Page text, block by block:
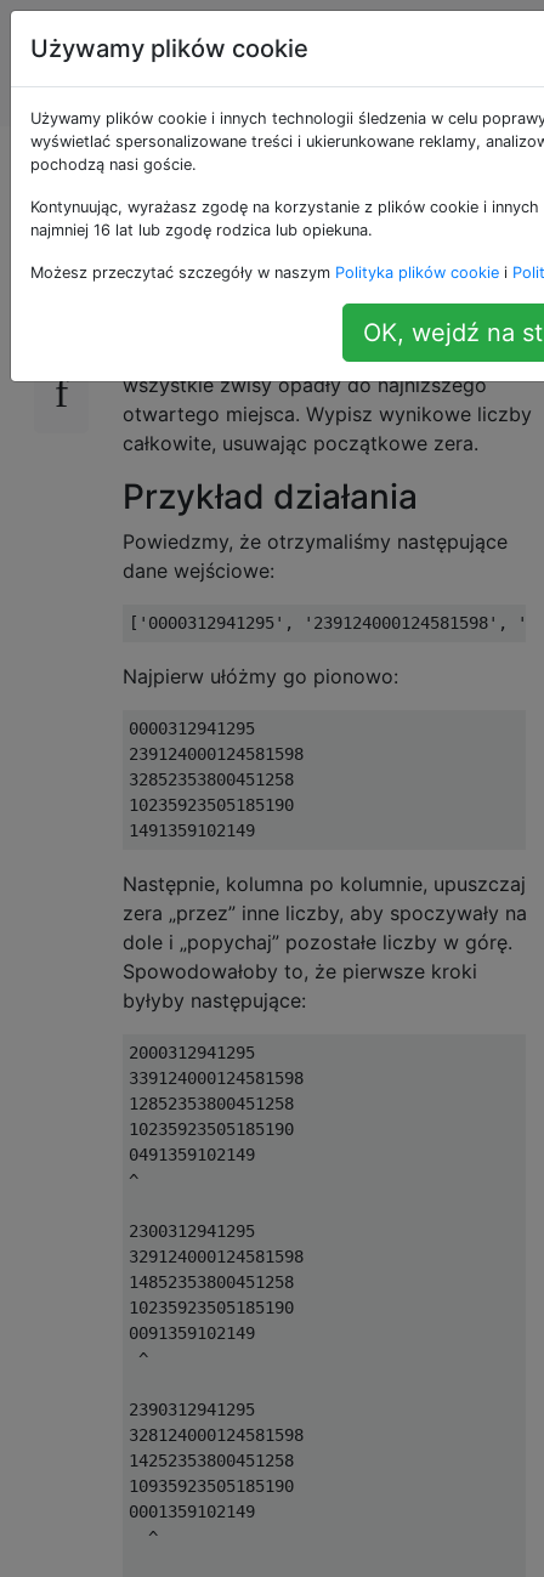
Programowanie
puzzli i Code
Golf
Waga zera
21
Biorąc pod uwagę uporządkowaną listę liczb
(ewentualnie z wiodącymi zerami), ustaw
liczby w pionie, a następnie pozwól, aby
wszystkie zera spadły do ​​samego dołu, a
wszystkie zwisy opadły do ​​najniższego
otwartego miejsca. Wypisz wynikowe liczby
całkowite, usuwając początkowe zera.
Przykład działania
Powiedzmy, że otrzymaliśmy następujące
dane wejściowe:
Najpierw ułóżmy go pionowo:
0000312941295
239124000124581598
32852353800451258
10235923505185190
Następnie, kolumna po kolumnie, upuszczaj
zera „przez” inne liczby, aby spoczywały na
dole i „popychaj” pozostałe liczby w górę.
Spowodowałoby to, że pierwsze kroki
byłyby następujące:
2000312941295
339124000124581598
12852353800451258
10235923505185190
0491359102149
^
2300312941295
329124000124581598
14852353800451258
10235923505185190
0091359102149
^
2390312941295
328124000124581598
14252353800451258
10935923505185190
0001359102149
  ^
Używamy plików cookie
Używamy plików cookie i innych technologii śledzenia w celu
wyświetlać spersonalizowane treści i ukierunkowane reklamy,
pochodzą nasi goście.
Kontynuując, wyrażasz zgodę na korzystanie z plików cookie i
najmniej 16 lat lub zgodę rodzica lub opiekuna.
Możesz przeczytać szczegóły w naszym Polityka plików cookie i
OK, wejdź na